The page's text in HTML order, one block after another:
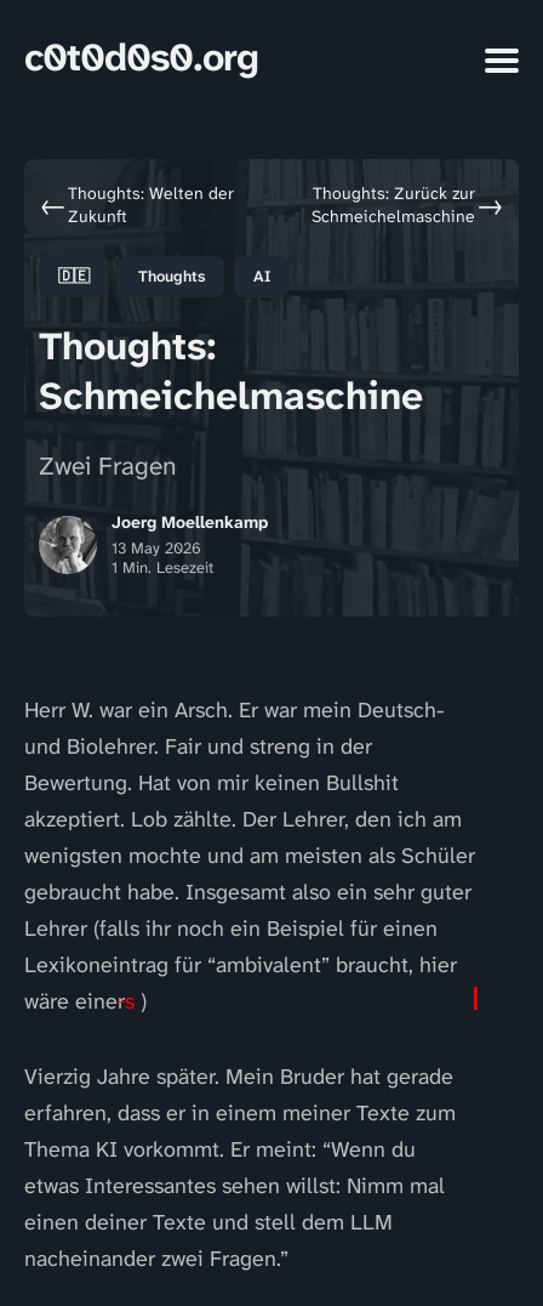
c0t0d0s0.org
←Thoughts: Welten der
Zukunft
Thoughts: Zurück zur
Schmeichelmaschine →
🇩🇪 Thoughts AI
Thoughts:
Schmeichelmaschine
Zwei Fragen
Joerg Moellenkamp
13 May 2026
1 Min. Lesezeit
Herr W. war ein Arsch. Er war mein Deutsch-
und Biolehrer. Fair und streng in der
Bewertung. Hat von mir keinen Bullshit
akzeptiert. Lob zählte. Der Lehrer, den ich am
wenigsten mochte und am meisten als Schüler
gebraucht habe. Insgesamt also ein sehr guter
Lehrer (falls ihr noch ein Beispiel für einen
Lexikoneintrag für “ambivalent” braucht, hier
wäre einers )
Vierzig Jahre später. Mein Bruder hat gerade
erfahren, dass er in einem meiner Texte zum
Thema KI vorkommt. Er meint: “Wenn du
etwas Interessantes sehen willst: Nimm mal
einen deiner Texte und stell dem LLM
nacheinander zwei Fragen.”